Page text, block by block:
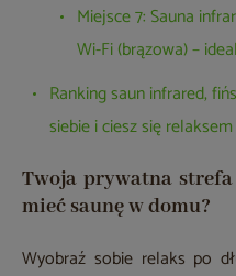
Miejsce 7: Sauna
Wi-Fi (brązowa) –
Ranking saun infrared,
siebie i ciesz się
Twoja prywatna
mieć saunę w domu?
Wyobraź sobie relaks po